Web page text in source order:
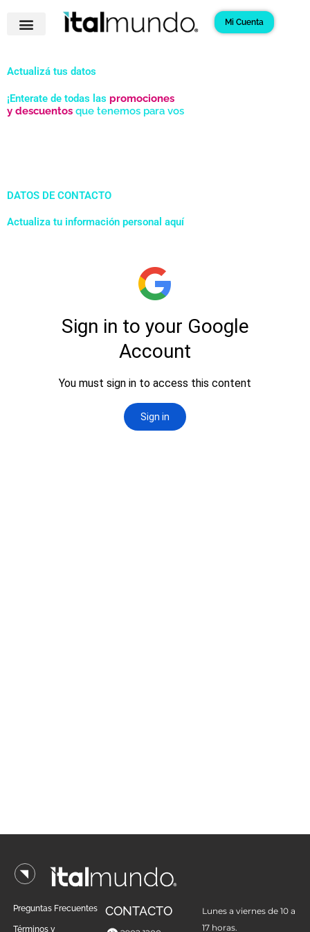
Mi Cuenta
Actualizá tus datos
¡Enterate de todas las promociones
y descuentos que tenemos para vos
DATOS DE CONTACTO
Actualiza tu información personal aquí
Preguntas Frecuentes
Términos y
CONTACTO
Lunes a viernes de 10 a
17 horas.